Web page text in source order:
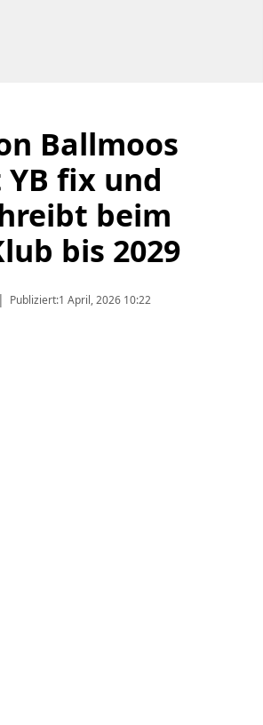
Ballmoos
fix und
beim
bis 2029
| Publiziert:1 April, 2026 10:22